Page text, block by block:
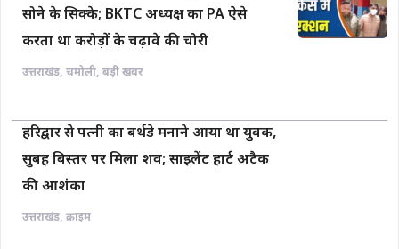
सोने के सिक्के; BKTC अध्यक्ष का PA ऐसे
करता था करोड़ों के चढ़ावे की चोरी
उत्तराखंड, चमोली, बड़ी खबर
हरिद्वार से पत्नी का बर्थडे मनाने आया था युवक,
सुबह बिस्तर पर मिला शव; साइलेंट हार्ट अटैक
की आशंका
उत्तराखंड, क्राइम